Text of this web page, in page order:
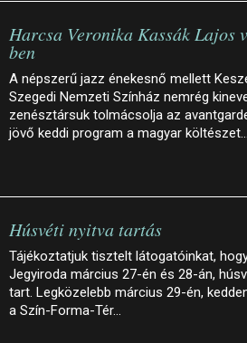
Harcsa Veronika Kassák Lajos
ben
A népszerű jazz énekesnő mellett
Szegedi Nemzeti Színház nemrég
zenésztársuk tolmácsolja az
jövő keddi program a magyar költészet…
Húsvéti nyitva tartás
Tájékoztatjuk tisztelt látogatóinkat,
Jegyiroda március 27-én és 28-án,
tart. Legközelebb március 29-én,
a Szín-Forma-Tér…